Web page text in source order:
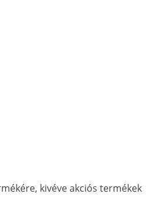
kivéve akciós termékek